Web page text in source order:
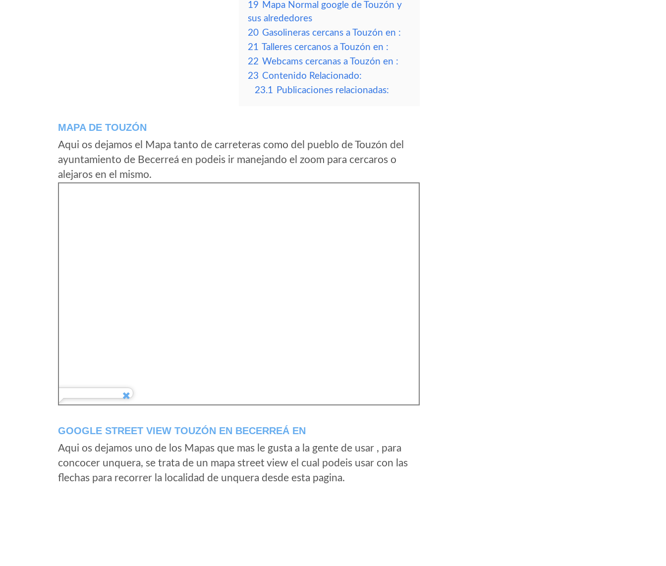
19 Mapa Normal google de Touzón y
sus alrededores
20 Gasolineras cercans a Touzón en :
21 Talleres cercanos a Touzón en :
22 Webcams cercanas a Touzón en :
23 Contenido Relacionado:
23.1 Publicaciones relacionadas:
MAPA DE TOUZÓN
Aqui os dejamos el Mapa tanto de carreteras como del pueblo de Touzón del
ayuntamiento de Becerreá en podeis ir manejando el zoom para cercaros o
alejaros en el mismo.
GOOGLE STREET VIEW TOUZÓN EN BECERREÁ EN
Aqui os dejamos uno de los Mapas que mas le gusta a la gente de usar , para
concocer unquera, se trata de un mapa street view el cual podeis usar con las
flechas para recorrer la localidad de unquera desde esta pagina.